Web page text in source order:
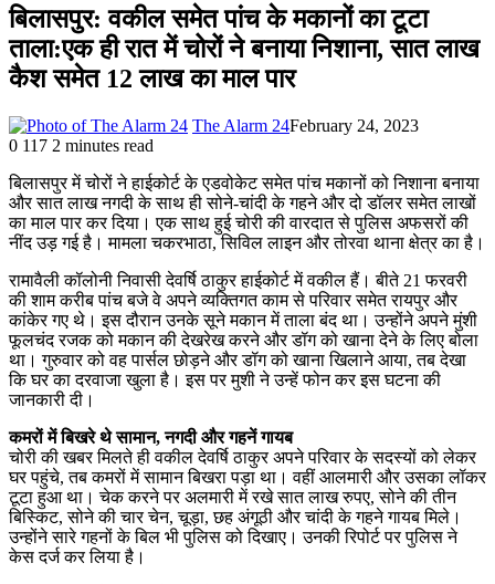
बिलासपुर: वकील समेत पांच के मकानों का टूटा
ताला:एक ही रात में चोरों ने बनाया निशाना, सात लाख
कैश समेत 12 लाख का माल पार
The Alarm 24February 24, 2023
0 117 2 minutes read
बिलासपुर में चोरों ने हाईकोर्ट के एडवोकेट समेत पांच मकानों को निशाना बनाया
और सात लाख नगदी के साथ ही सोने-चांदी के गहने और दो डॉलर समेत लाखों
का माल पार कर दिया। एक साथ हुई चोरी की वारदात से पुलिस अफसरों की
नींद उड़ गई है। मामला चकरभाठा, सिविल लाइन और तोरवा थाना क्षेत्र का है।
रामावैली कॉलोनी निवासी देवर्षि ठाकुर हाईकोर्ट में वकील हैं। बीते 21 फरवरी
की शाम करीब पांच बजे वे अपने व्यक्तिगत काम से परिवार समेत रायपुर और
कांकेर गए थे। इस दौरान उनके सूने मकान में ताला बंद था। उन्होंने अपने मुंशी
फूलचंद रजक को मकान की देखरेख करने और डॉग को खाना देने के लिए बोला
था। गुरुवार को वह पार्सल छोड़ने और डॉग को खाना खिलाने आया, तब देखा
कि घर का दरवाजा खुला है। इस पर मुशी ने उन्हें फोन कर इस घटना की
जानकारी दी।
कमरों में बिखरे थे सामान, नगदी और गहनें गायब
चोरी की खबर मिलते ही वकील देवर्षि ठाकुर अपने परिवार के सदस्यों को लेकर
घर पहुंचे, तब कमरों में सामान बिखरा पड़ा था। वहीं आलमारी और उसका लॉकर
टूटा हुआ था। चेक करने पर अलमारी में रखे सात लाख रुपए, सोने की तीन
बिस्किट, सोने की चार चेन, चूड़ा, छह अंगूठी और चांदी के गहने गायब मिले।
उन्होंने सारे गहनों के बिल भी पुलिस को दिखाए। उनकी रिपोर्ट पर पुलिस ने
केस दर्ज कर लिया है।